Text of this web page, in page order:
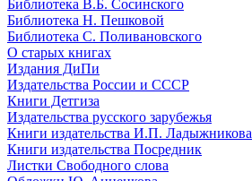
Библиотека В.Б. Сосинского
Библиотека Н. Пешковой
Библиотека С. Поливановского
О старых книгах
Издания ДиПи
Издательства России и СССР
Книги Детгиза
Издательства русского зарубежья
Книги издательства И.П. Ладыжникова
Книги издательства Посредник
Листки Свободного слова